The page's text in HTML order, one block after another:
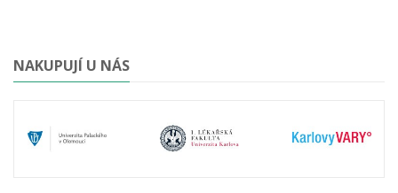
NAKUPUJÍ U NÁS